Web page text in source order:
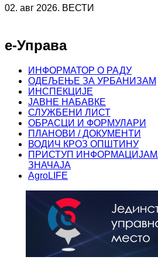
02. авг 2026. ВЕСТИ
е-Управа
ИНФОРМАТОР О РАДУ
ОДЕЉЕЊЕ ЗА УРБАНИЗАМ
ИНСПЕКЦИЈЕ
ЈАВНЕ НАБАВКЕ
СЛУЖБЕНИ ЛИСТ
ОБРАСЦИ И ФОРМУЛАРИ
ПЛАНОВИ / ДОКУМЕНТИ
ВОДИЧ КРОЗ ОПШТИНУ
ПРИСТУП
ЗНАЧАЈА
AgroLIFE